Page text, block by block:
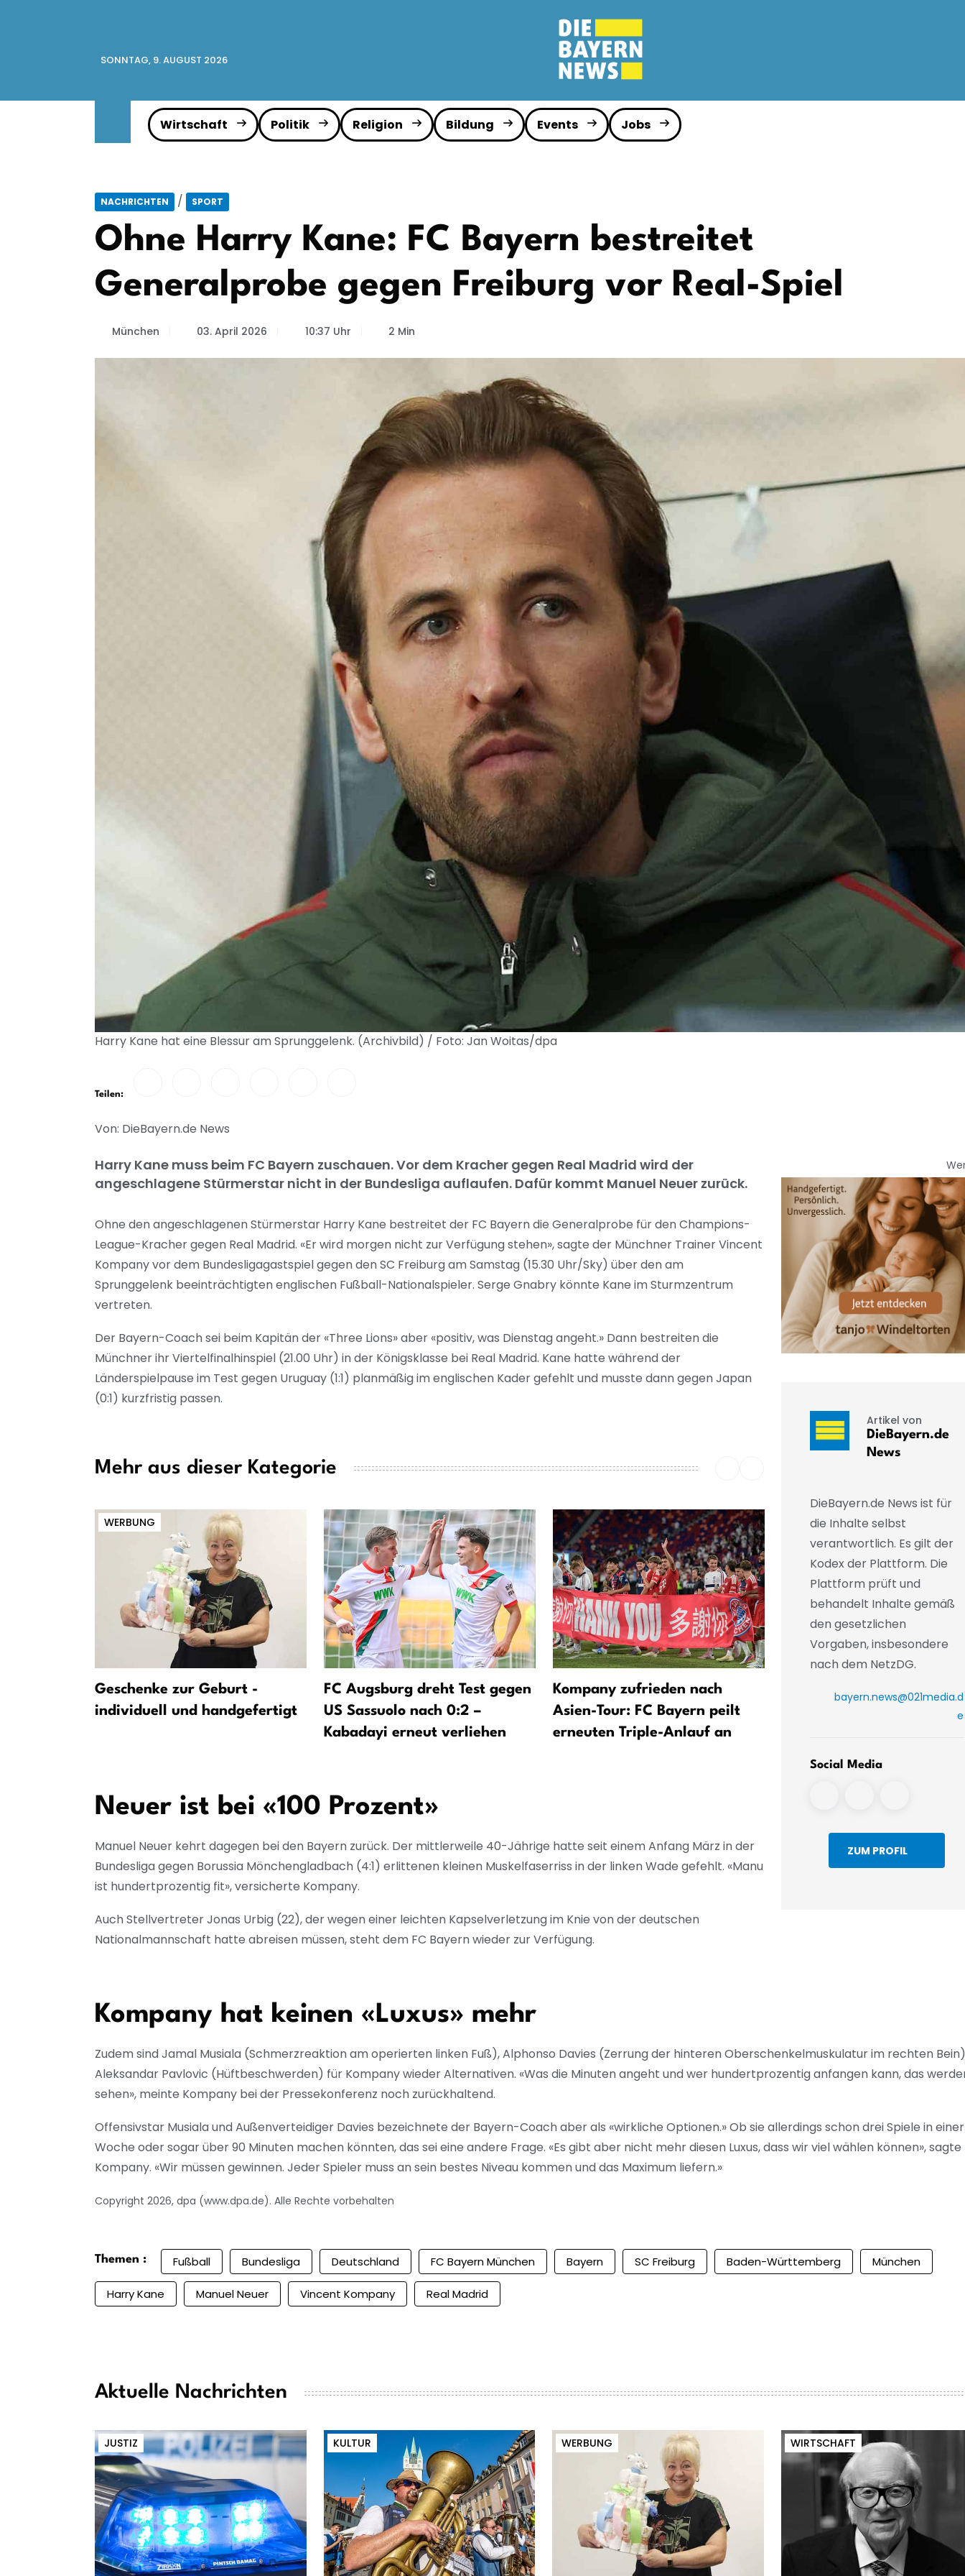
SONNTAG, 9. AUGUST 2026
Wirtschaft Politik Religion Bildung Events Jobs
NACHRICHTEN / SPORT
Ohne Harry Kane: FC Bayern bestreitet
Generalprobe gegen Freiburg vor Real-Spiel
München 03. April 2026 10:37 Uhr 2 Min
Harry Kane hat eine Blessur am Sprunggelenk. (Archivbild) / Foto: Jan Woitas/dpa
Teilen:
Von: DieBayern.de News
Harry Kane muss beim FC Bayern zuschauen. Vor dem Kracher gegen Real Madrid wird der
angeschlagene Stürmerstar nicht in der Bundesliga auflaufen. Dafür kommt Manuel Neuer zurück.
Ohne den angeschlagenen Stürmerstar Harry Kane bestreitet der FC Bayern die Generalprobe für den Champions-
League-Kracher gegen Real Madrid. «Er wird morgen nicht zur Verfügung stehen», sagte der Münchner Trainer Vincent
Kompany vor dem Bundesligagastspiel gegen den SC Freiburg am Samstag (15.30 Uhr/Sky) über den am
Sprunggelenk beeinträchtigten englischen Fußball-Nationalspieler. Serge Gnabry könnte Kane im Sturmzentrum
vertreten.
Der Bayern-Coach sei beim Kapitän der «Three Lions» aber «positiv, was Dienstag angeht.» Dann bestreiten die
Münchner ihr Viertelfinalhinspiel (21.00 Uhr) in der Königsklasse bei Real Madrid. Kane hatte während der
Länderspielpause im Test gegen Uruguay (1:1) planmäßig im englischen Kader gefehlt und musste dann gegen Japan
(0:1) kurzfristig passen.
Mehr aus dieser Kategorie
WERBUNG
Geschenke zur Geburt -
individuell und handgefertigt
FC Augsburg dreht Test gegen
US Sassuolo nach 0:2 –
Kabadayi erneut verliehen
Kompany zufrieden nach
Asien-Tour: FC Bayern peilt
erneuten Triple-Anlauf an
1860 München:
im Grünwalder Stadion
Neuer ist bei «100 Prozent»
Manuel Neuer kehrt dagegen bei den Bayern zurück. Der mittlerweile 40-Jährige hatte seit einem Anfang März in der
Bundesliga gegen Borussia Mönchengladbach (4:1) erlittenen kleinen Muskelfaserriss in der linken Wade gefehlt. «Manu
ist hundertprozentig fit», versicherte Kompany.
Auch Stellvertreter Jonas Urbig (22), der wegen einer leichten Kapselverletzung im Knie von der deutschen
Nationalmannschaft hatte abreisen müssen, steht dem FC Bayern wieder zur Verfügung.
Artikel von
DieBayern.de
News
DieBayern.de News ist für
die Inhalte selbst
verantwortlich. Es gilt der
Kodex der Plattform. Die
Plattform prüft und
behandelt Inhalte gemäß
den gesetzlichen
Vorgaben, insbesondere
nach dem NetzDG.
bayern.news@021media.d
e
Social Media
ZUM PROFIL
Kompany hat keinen «Luxus» mehr
Zudem sind Jamal Musiala (Schmerzreaktion am operierten linken Fuß), Alphonso Davies (Zerrung der hinteren Oberschenkelmuskulatur im rechten
Aleksandar Pavlovic (Hüftbeschwerden) für Kompany wieder Alternativen. «Was die Minuten angeht und wer hundertprozentig anfangen kann, das
sehen», meinte Kompany bei der Pressekonferenz noch zurückhaltend.
Offensivstar Musiala und Außenverteidiger Davies bezeichnete der Bayern-Coach aber als «wirkliche Optionen.» Ob sie allerdings schon drei Spiele in einer
Woche oder sogar über 90 Minuten machen könnten, das sei eine andere Frage. «Es gibt aber nicht mehr diesen Luxus, dass wir viel wählen können», sagte
Kompany. «Wir müssen gewinnen. Jeder Spieler muss an sein bestes Niveau kommen und das Maximum liefern.»
Copyright 2026, dpa (www.dpa.de). Alle Rechte vorbehalten
Themen : Fußball Bundesliga Deutschland FC Bayern München Bayern SC Freiburg Baden-Württemberg München
Harry Kane Manuel Neuer Vincent Kompany Real Madrid
Aktuelle Nachrichten
JUSTIZ KULTUR WERBUNG WIRTSCHAFT